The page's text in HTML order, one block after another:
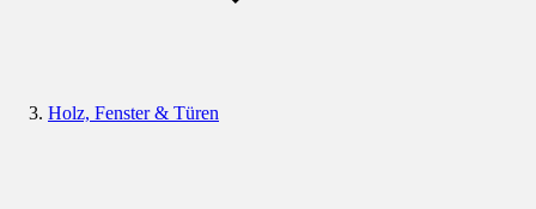
Holz, Fenster & Türen